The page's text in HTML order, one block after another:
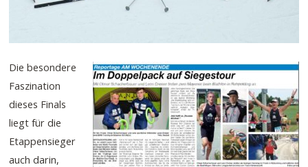
Die besondere
Faszination
dieses Finals
liegt für die
Etappensieger
auch darin,